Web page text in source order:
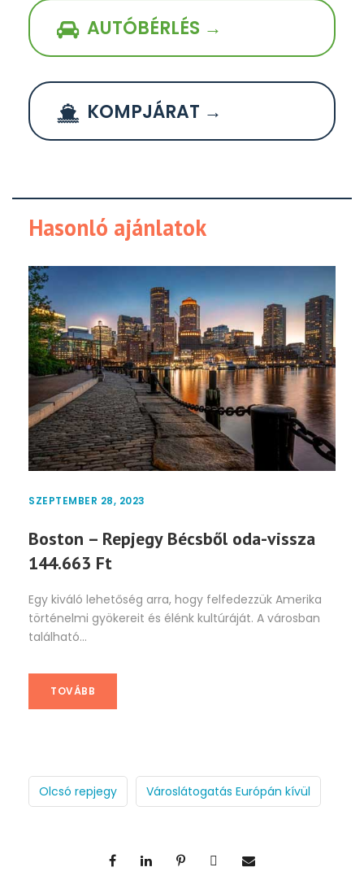
AUTÓBÉRLÉS →
KOMPJÁRAT →
Hasonló ajánlatok
SZEPTEMBER 28, 2023
Boston – Repjegy Bécsből oda-vissza
144.663 Ft
Egy kiváló lehetőség arra, hogy felfedezzük Amerika
történelmi gyökereit és élénk kultúráját. A városban
található...
TOVÁBB
Olcsó repjegy Városlátogatás Európán kívül